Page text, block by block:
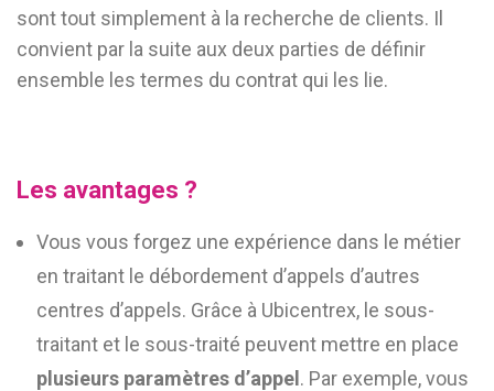
sont tout simplement à la recherche de clients. Il
convient par la suite aux deux parties de définir
ensemble les termes du contrat qui les lie.
Les avantages ?
Vous vous forgez une expérience dans le métier
en traitant le débordement d’appels d’autres
centres d’appels. Grâce à Ubicentrex, le sous-
traitant et le sous-traité peuvent mettre en place
plusieurs paramètres d’appel . Par exemple, vous